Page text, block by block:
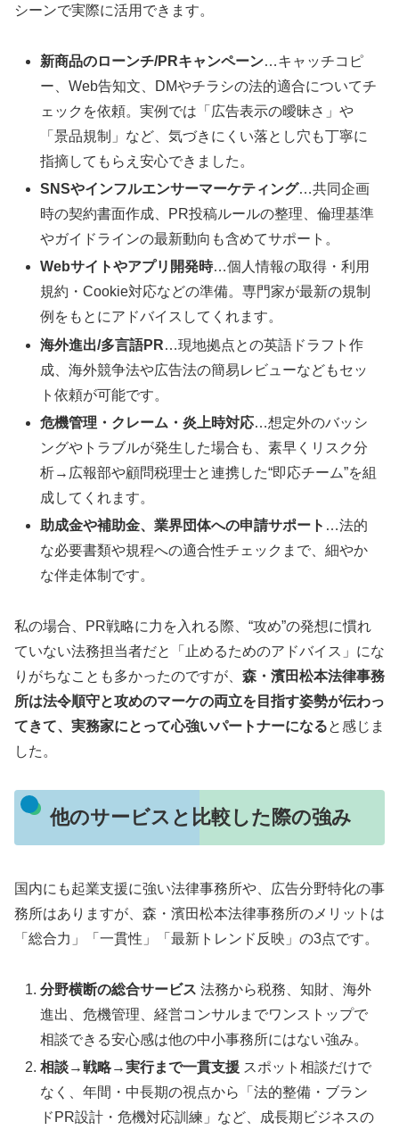
シーンで実際に活用できます。
新商品のローンチ/PRキャンペーン…キャッチコピ
ー、Web告知文、DMやチラシの法的適合についてチ
ェックを依頼。実例では「広告表示の曖昧さ」や
「景品規制」など、気づきにくい落とし穴も丁寧に
指摘してもらえ安心できました。
SNSやインフルエンサーマーケティング…共同企画
時の契約書面作成、PR投稿ルールの整理、倫理基準
やガイドラインの最新動向も含めてサポート。
Webサイトやアプリ開発時…個人情報の取得・利用
規約・Cookie対応などの準備。専門家が最新の規制
例をもとにアドバイスしてくれます。
海外進出/多言語PR…現地拠点との英語ドラフト作
成、海外競争法や広告法の簡易レビューなどもセッ
ト依頼が可能です。
危機管理・クレーム・炎上時対応…想定外のバッシ
ングやトラブルが発生した場合も、素早くリスク分
析→広報部や顧問税理士と連携した“即応チーム”を組
成してくれます。
助成金や補助金、業界団体への申請サポート …法的
な必要書類や規程への適合性チェックまで、細やか
な伴走体制です。
私の場合、PR戦略に力を入れる際、“攻め”の発想に慣れ
ていない法務担当者だと「止めるためのアドバイス」にな
りがちなことも多かったのですが、 森・濱田松本法律事務
所は法令順守と攻めのマーケの両立を目指す姿勢が伝わっ
てきて、実務家にとって心強いパートナーになると感じま
した。
他のサービスと比較した際の強み
国内にも起業支援に強い法律事務所や、広告分野特化の事
務所はありますが、森・濱田松本法律事務所のメリットは
「総合力」「一貫性」「最新トレンド反映」の3点です。
分野横断の総合サービス 法務から税務、知財、海外
進出、危機管理、経営コンサルまでワンストップで
相談できる安心感は他の中小事務所にはない強み。
相談→戦略→実行まで一貫支援 スポット相談だけで
なく、年間・中長期の視点から「法的整備・ブラン
ドPR設計・危機対応訓練」など、成長期ビジネスの